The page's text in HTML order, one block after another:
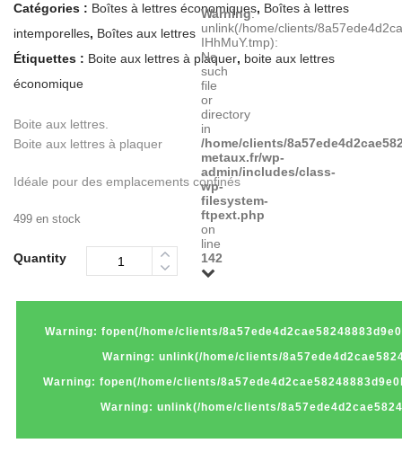
Warning:
unlink(/home/clients/
IHhMuY.tmp):
No
such
file
or
directory
in
/home/clients/
metaux.fr/wp-
admin/includes/class-
wp-
filesystem-
ftpext.php
on
line
142
Catégories : Boîtes à lettres économiques, Boîtes à lettres
intemporelles, Boîtes aux lettres
Étiquettes : Boite aux lettres à plaquer, boite aux lettres
économique
Boite aux lettres.
Boite aux lettres à plaquer
Idéale pour des emplacements confinés
499 en stock
Quantity
Warning
: fopen(/home/clients/
Warning
: unlink(/home/clients/
Warning
: fopen(/home/clients/
Warning
: unlink(/home/clients/